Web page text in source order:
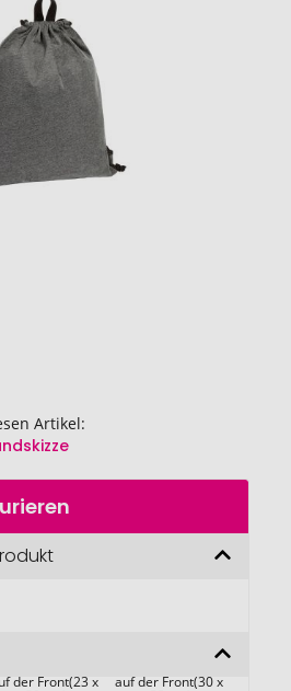
Artikel:
der Front(23 x auf der Front(30 x